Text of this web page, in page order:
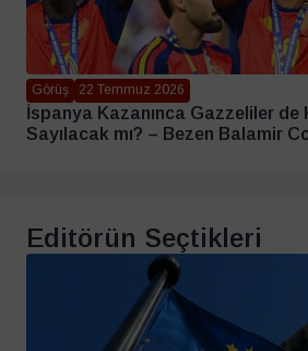
Görüş 22 Temmuz 2026
İspanya Kazanınca Gazzeliler de
Sayılacak mı? – Bezen Balamir
Editörün Seçtikleri